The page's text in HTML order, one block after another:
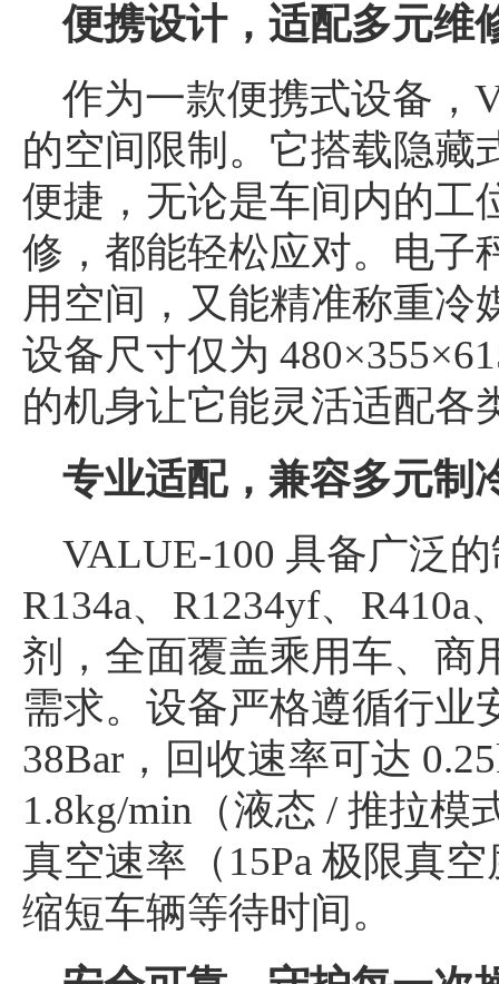
便携设计，适配多元维
作为一款便携式设备，
的空间限制。它搭载隐藏
便捷，无论是车间内的工
修，都能轻松应对。电子
用空间，又能精准称重冷
设备尺寸仅为
的机身让它能灵活适配各
专业适配，兼容多元制
VALUE-100 具备广泛
R134a、R1234yf、R410a
剂，全面覆盖乘用车、商
需求。设备严格遵循行业
38Bar，回收速率可达
1.8kg/min（液态 / 推拉模
真空速率（15Pa 极限真
缩短车辆等待时间。